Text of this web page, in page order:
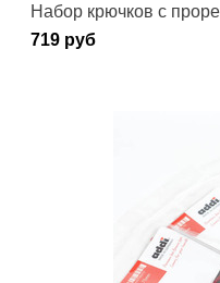
Набор крючков с
719 руб